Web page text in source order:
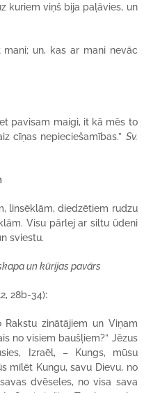
kuriem viņš bija paļāvies, un
un, kas ar mani nevāc
pavisam maigi, it kā mēs to
cīņas nepieciešamības.” Sv.
linsēklām, diedzētiem rudzu
Visu pārlej ar siltu ūdeni
sviestu.
un kūrijas pavārs
28b-34):
Rakstu zinātājiem un Viņam
no visiem baušļiem?” Jēzus
Izraēl, – Kungs, mūsu
mīlēt Kungu, savu Dievu, no
dvēseles, no visa sava